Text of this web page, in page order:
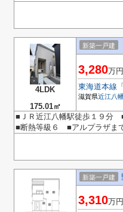
4LDK
175.01㎡
新築一戸建
3,280万円
東海道本線
滋賀県近江八
■ＪＲ近江八幡駅徒歩１９
■断熱等級６ ■アルプラザま
新築一戸建
3,310万円